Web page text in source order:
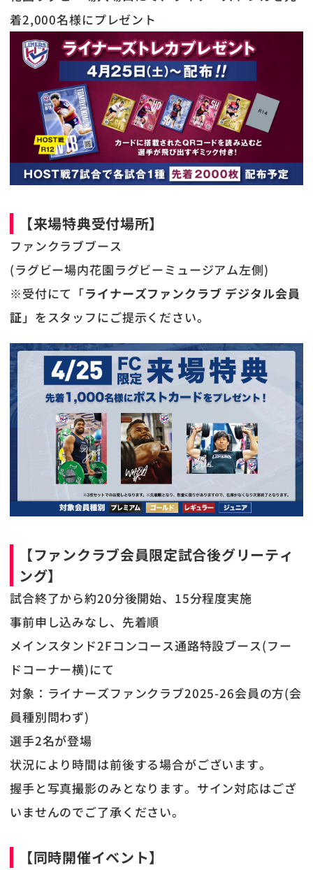
着2,000名様にプレゼント
【来場特典受付場所】
ファンクラブブース
(ラグビー場内花園ラグビーミュージアム左側)
※受付にて「ライナーズファンクラブ デジタル会員
証 」をスタッフにご提示ください。
【ファンクラブ会員限定試合後グリーティ
ング】
試合終了から約20分後開始、15分程度実施
事前申し込みなし、先着順
メインスタンド2Fコンコース通路特設ブース(フー
ドコーナー横)にて
対象：ライナーズファンクラブ2025-26会員の方(会
員種別問わず)
選手2名が登場
状況により時間は前後する場合がございます。
握手と写真撮影のみとなります。サイン対応はござ
いませんのでご了承ください。
【同時開催イベント】